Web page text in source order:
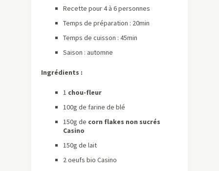
Recette pour 4 à 6 personnes
Temps de préparation : 20min
Temps de cuisson : 45min
Saison : automne
Ingrédients :
1 chou-fleur
100g de farine de blé
150g de corn flakes non sucrés
Casino
150g de lait
2 oeufs bio Casino